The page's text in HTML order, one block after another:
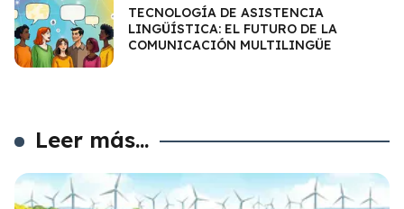
TECNOLOGÍA DE ASISTENCIA
LINGÜÍSTICA: EL FUTURO DE LA
COMUNICACIÓN MULTILINGÜE
Leer más...